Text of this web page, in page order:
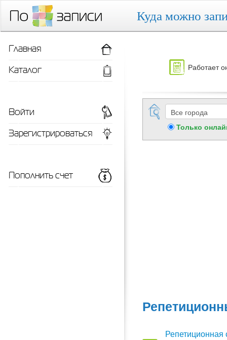
Куда можно
Работает
Только
Репетиционная
Главная
Каталог
Войти
Зарегистрироваться
Пополнить счет